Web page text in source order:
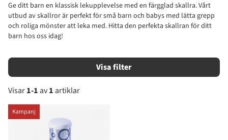
Ge ditt barn en klassisk lekupplevelse med en färgglad skallra. Vårt
utbud av skallror är perfekt för små barn och babys med lätta grepp
och roliga mönster att leka med. Hitta den perfekta skallran för ditt
barn hos oss idag!
Filtrera
Visar1-1 av1 artiklar
Produkter
Kampanj